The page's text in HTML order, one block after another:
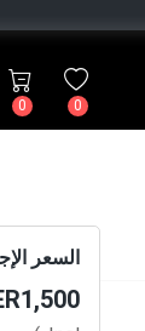
0
0
السعر